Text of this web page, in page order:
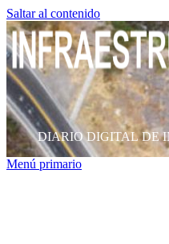
Saltar al contenido
DIARIO DIGITAL DE
Menú primario